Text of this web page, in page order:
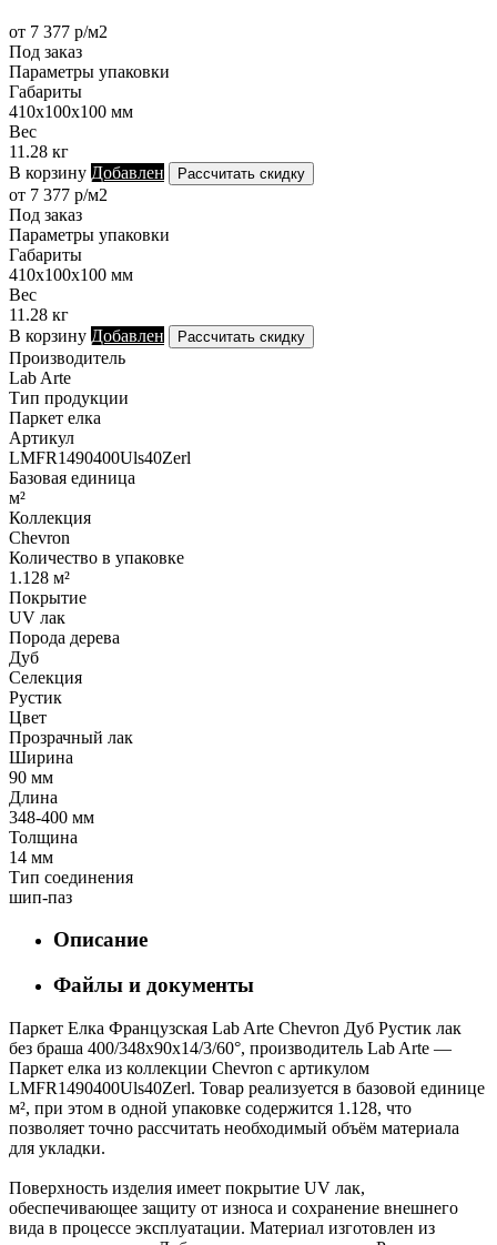
от 7 377 р/м2
Под заказ
Параметры упаковки
Габариты
410х100х100 мм
Вес
11.28 кг
В корзину Добавлен Рассчитать скидку
от 7 377 р/м2
Под заказ
Параметры упаковки
Габариты
410х100х100 мм
Вес
11.28 кг
В корзину Добавлен Рассчитать скидку
Производитель
Lab Arte
Тип продукции
Паркет елка
Артикул
LMFR1490400Uls40Zerl
Базовая единица
м²
Коллекция
Chevron
Количество в упаковке
1.128 м²
Покрытие
UV лак
Порода дерева
Дуб
Селекция
Рустик
Цвет
Прозрачный лак
Ширина
90 мм
Длина
348-400 мм
Толщина
14 мм
Тип соединения
шип-паз
Описание
Файлы и документы
Паркет Елка Французская Lab Arte Chevron Дуб Рустик лак
без браша 400/348х90х14/3/60°, производитель Lab Arte —
Паркет елка из коллекции Chevron с артикулом
LMFR1490400Uls40Zerl. Товар реализуется в базовой единице
м², при этом в одной упаковке содержится 1.128, что
позволяет точно рассчитать необходимый объём материала
для укладки.
Поверхность изделия имеет покрытие UV лак,
обеспечивающее защиту от износа и сохранение внешнего
вида в процессе эксплуатации. Материал изготовлен из